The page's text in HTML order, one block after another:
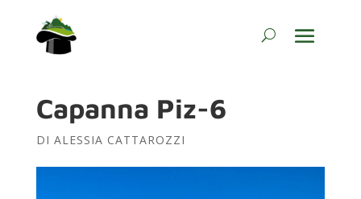
Capanna Piz-6
DI ALESSIA CATTAROZZI